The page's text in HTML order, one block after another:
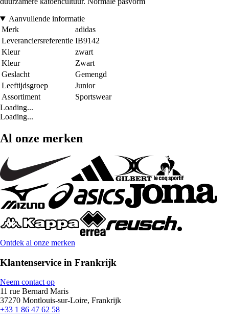
Aanvullende informatie
Merk
adidas
Leveranciersreferentie IB9142
Kleur
zwart
Kleur
Zwart
Geslacht
Gemengd
Leeftijdsgroep
Junior
Assortiment
Sportswear
Loading...
Loading...
Al onze merken
Ontdek al onze merken
Klantenservice in Frankrijk
Neem contact op
11 rue Bernard Maris
37270 Montlouis-sur-Loire, Frankrijk
+33 1 86 47 62 58